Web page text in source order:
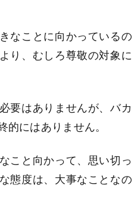
なことに向かっているの
り、むしろ尊敬の対象に
要はありませんが、バカ
にはありません。
こと向かって、思い切っ
態度は、大事なことなの